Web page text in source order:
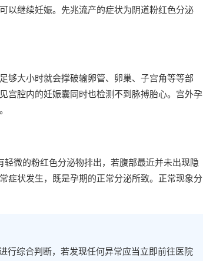
以继续妊娠。先兆流产的症状为阴道粉红色分泌
够大小时就会撑破输卵管、卵巢、子宫角等等部
宫腔内的妊娠囊同时也检测不到脉搏胎心。宫外孕
微的粉红色分泌物排出，若腹部最近并未出现隐
症状发生，既是孕期的正常分泌所致。正常现象分
行综合判断，若发现任何异常应当立即前往医院